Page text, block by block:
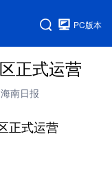
PC版本
正式运营
南日报
正式运营